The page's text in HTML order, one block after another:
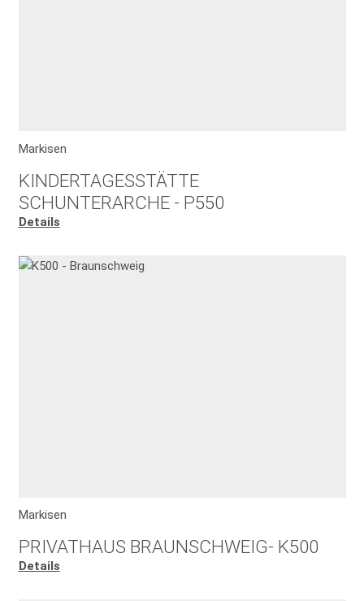
Markisen
KINDERTAGESSTÄTTE
SCHUNTERARCHE - P550
Details
Markisen
PRIVATHAUS BRAUNSCHWEIG- K500
Details